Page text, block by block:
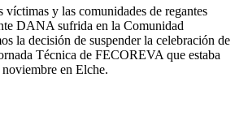
víctimas y las comunidades de regantes
DANA sufrida en la Comunidad
la decisión de suspender la celebración de
Técnica de FECOREVA que estaba
en Elche.